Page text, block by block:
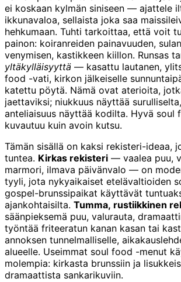
ei koskaan kylmän siniseen — ajattele
ikkunavaloa, sellaista joka saa
hehkumaan. Tuhti tarkoittaa, että voit
painon: koiranreiden painavuuden,
venymisen, kastikkeen kiillon. Runsas
yltäkylläisyyttä — kasattu lautanen,
food -vati, kirkon jälkeiselle
katettu pöytä. Nämä ovat aterioita,
jaettaviksi; niukkuus näyttää
anteliaisuus näyttää kodilta. Hyvä soul
kuvautuu kuin avoin kutsu.
Tämän sisällä on kaksi rekisteri-ideaa,
tuntea. Kirkas rekisteri — vaalea puu,
marmori, ilmava päivänvalo — on
tyyli, jota nykyaikaiset etelävaltioiden
gospel-brunssipaikat käyttävät
ajankohtaisilta. Tumma, rustiikkinen
säänpieksemä puu, valurauta,
työntää friteeratun kanan kasan tai
annoksen tunnelmalliselle,
alueelle. Useimmat soul food -menut
molempia: kirkasta brunssiin ja
dramaattista sankarikuviin.